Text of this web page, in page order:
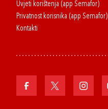
Uvjeti korištenja (app Semafor)
Privatnost korisnika (app Semafor)
Kontakti